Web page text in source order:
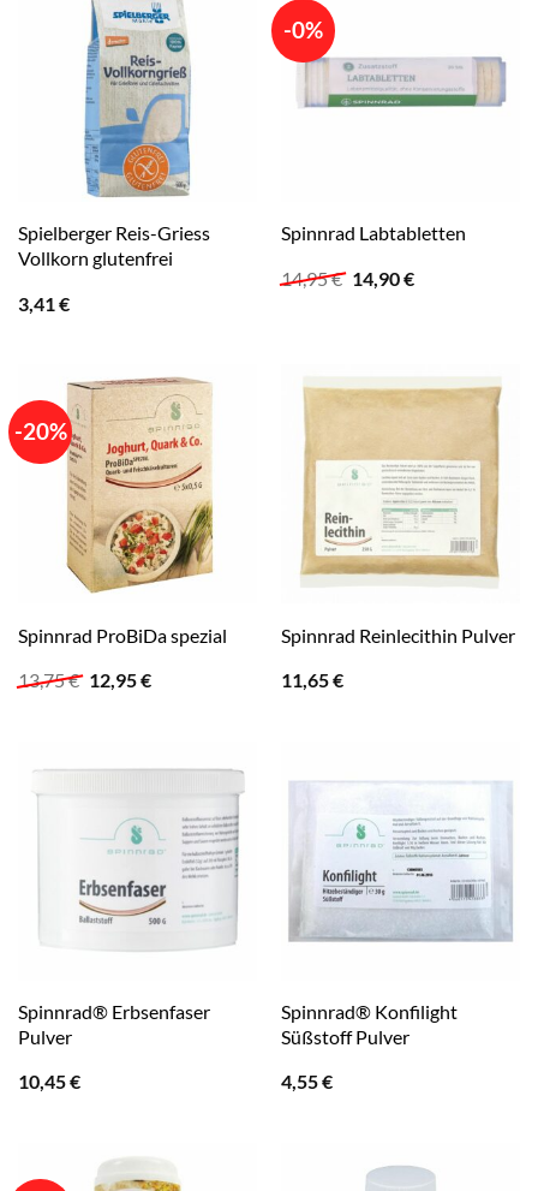
Spielberger Reis-Griess
Vollkorn glutenfrei
3,41 €
-0%
Spinnrad Labtabletten
14,95€ Ursprünglicher
Preis
14,90€Aktueller
-20%
Spinnrad ProBiDa spezial
13,75€ Ursprünglicher
Preis
12,95€Aktueller
Spinnrad Reinlecithin Pulver
11,65€
Spinnrad® Erbsenfaser
Pulver
10,45€
Spinnrad® Konfilight
Süßstoff Pulver
4,55€